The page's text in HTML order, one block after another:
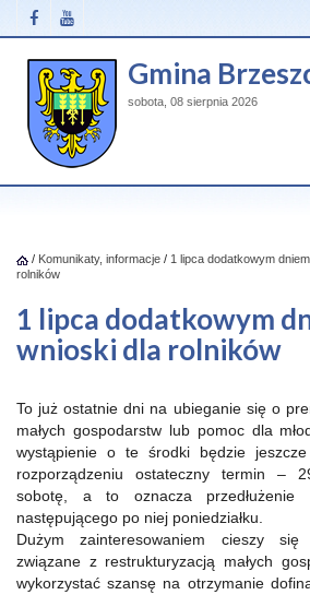
Gmina
sobota, 08 sierpnia 2026
/ Komunikaty, informacje / 1 lipca dodatkowym
rolników
1 lipca dodatkowym
wnioski dla rolników
To już ostatnie dni na ubieganie się o
małych gospodarstw lub pomoc dla
wystąpienie o te środki będzie
rozporządzeniu ostateczny termin –
sobotę, a to oznacza przedłużenie
następującego po niej poniedziałku.
Dużym zainteresowaniem cieszy się
związane z restrukturyzacją małych
wykorzystać szansę na otrzymanie